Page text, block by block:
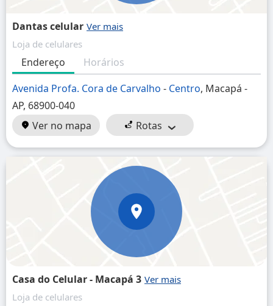
Dantas celular
Loja de celulares
Endereço
Horários
Avenida Profa. Cora de Carvalho - Centro, Macapá -
AP, 68900-040
Ver no mapa
Rotas
Casa do Celular - Macapá 3
Loja de celulares